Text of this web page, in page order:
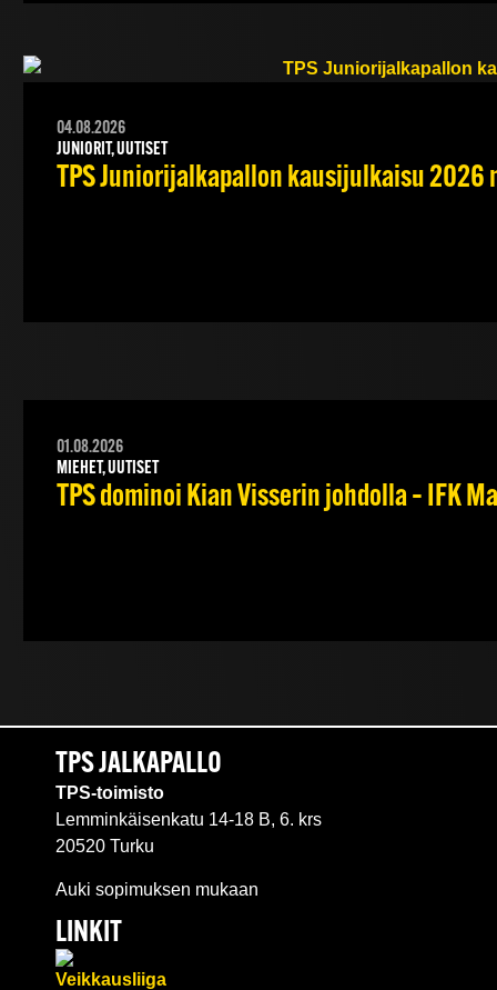
04.08.2026
JUNIORIT, UUTISET
TPS Juniorijalkapallon kausijulkaisu 2026
01.08.2026
MIEHET, UUTISET
TPS dominoi Kian Visserin johdolla – IFK
TPS JALKAPALLO
TPS-toimisto
Lemminkäisenkatu 14-18 B, 6. krs
20520 Turku
Auki sopimuksen mukaan
LINKIT